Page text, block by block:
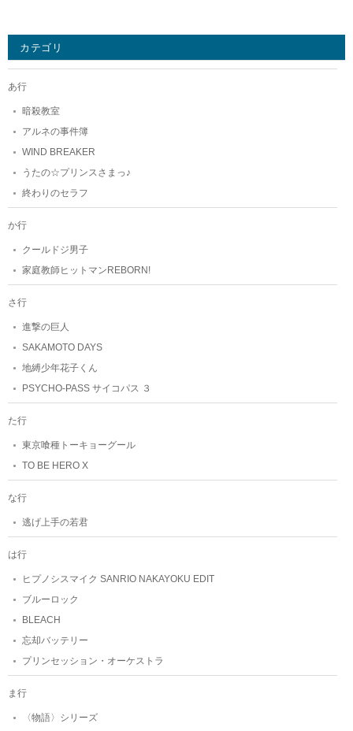
カテゴリ
あ行
暗殺教室
アルネの事件簿
WIND BREAKER
うたの☆プリンスさまっ♪
終わりのセラフ
か行
クールドジ男子
家庭教師ヒットマンREBORN!
さ行
進撃の巨人
SAKAMOTO DAYS
地縛少年花子くん
PSYCHO-PASS サイコパス ３
た行
東京喰種トーキョーグール
TO BE HERO X
な行
逃げ上手の若君
は行
ヒプノシスマイク SANRIO NAKAYOKU EDIT
ブルーロック
BLEACH
忘却バッテリー
プリンセッション・オーケストラ
ま行
〈物語〉シリーズ